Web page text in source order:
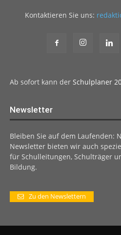
Kontaktieren Sie uns:
Ab sofort kann der Schulplaner
Newsletter
Bleiben Sie auf dem Laufenden:
Newsletter bieten wir auch
für Schulleitungen, Schulträger
Bildung.
Zu den Newslettern